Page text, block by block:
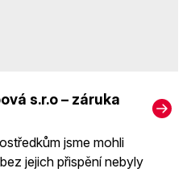
s.r.o – záruka
jsme mohli
jejich přispění nebyly